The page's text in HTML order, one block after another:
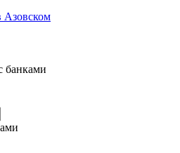
Азовском
банками